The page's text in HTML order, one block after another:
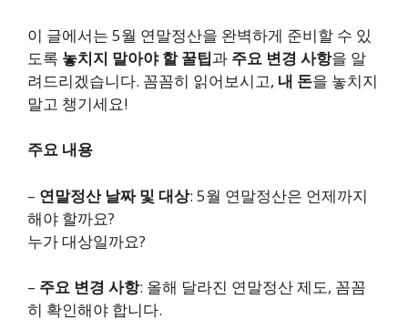
이 글에서는 5월 연말정산을 완벽하게 준비할 수 있
도록 놓치지 말아야 할 꿀팁과 주요 변경 사항을 알
려드리겠습니다. 꼼꼼히 읽어보시고, 내 돈을 놓치지
말고 챙기세요!
주요 내용
– 연말정산 날짜 및 대상: 5월 연말정산은 언제까지
해야 할까요?
누가 대상일까요?
– 주요 변경 사항: 올해 달라진 연말정산 제도, 꼼꼼
히 확인해야 합니다.